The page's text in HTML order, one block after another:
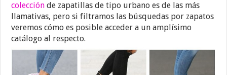
colección de zapatillas de tipo urbano es de las más
llamativas, pero si filtramos las búsquedas por zapatos
veremos cómo es posible acceder a un amplísimo
catálogo al respecto.